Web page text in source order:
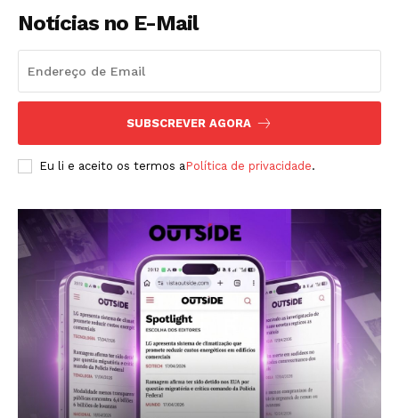
Notícias no E-Mail
SUBSCREVER AGORA
Eu li e aceito os termos a Política de privacidade.